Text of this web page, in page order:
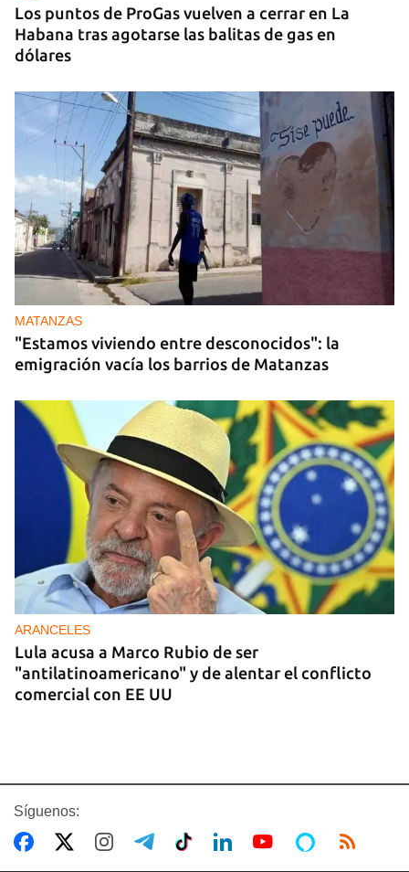
Los puntos de ProGas vuelven a cerrar en La
Habana tras agotarse las balitas de gas en
dólares
MATANZAS
"Estamos viviendo entre desconocidos": la
emigración vacía los barrios de Matanzas
ARANCELES
Lula acusa a Marco Rubio de ser
"antilatinoamericano" y de alentar el conflicto
comercial con EE UU
Síguenos: